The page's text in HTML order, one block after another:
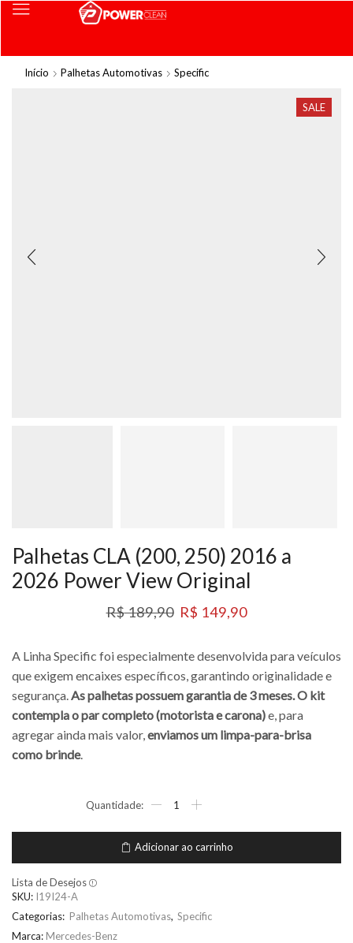
Início Palhetas Automotivas Specific
SALE
Palhetas CLA (200, 250) 2016 a
2026 Power View Original
R$189,90 R$ 149,90
A Linha Specific foi especialmente desenvolvida para veículos
que exigem encaixes específicos, garantindo originalidade e
segurança. As palhetas possuem garantia de 3 meses. O kit
contempla o par completo (motorista e carona)e, para
agregar ainda mais valor, enviamos um limpa-para-brisa
como brinde.
Adicionar ao carrinho
Lista de Desejos
SKU: I19I24-A
Categorias: Palhetas Automotivas, Specific
Marca: Mercedes-Benz